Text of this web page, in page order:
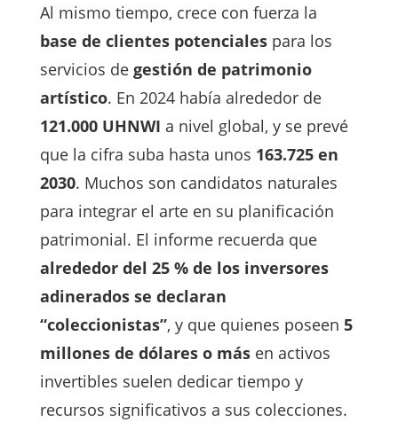
Al mismo tiempo, crece con fuerza la
base de clientes potencialespara los
servicios de gestión de patrimonio
artístico. En 2024 había alrededor de
121.000 UHNWI a nivel global, y se prevé
que la cifra suba hasta unos 163.725 en
2030. Muchos son candidatos naturales
para integrar el arte en su planificación
patrimonial. El informe recuerda que
alrededor del 25 % de los inversores
adinerados se declaran
“coleccionistas”, y que quienes poseen 5
millones de dólares o másen activos
invertibles suelen dedicar tiempo y
recursos significativos a sus colecciones.